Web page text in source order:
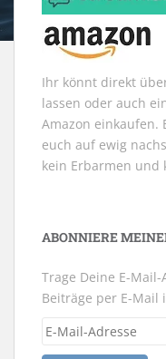
Ihr könnt direkt
lassen oder auch
Amazon einkaufen.
euch auf ewig
kein Erbarmen und
ABONNIERE
Trage Deine E-
Beiträge per E-
E-